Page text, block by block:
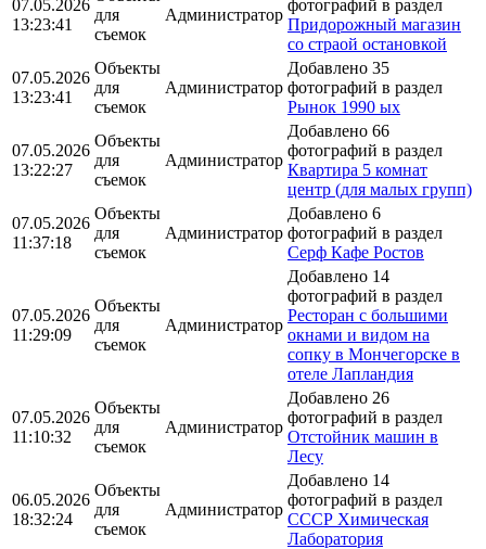
07.05.2026
13:23:41
для
съемок
Администратор
фотографий в раздел
Придорожный магазин
со страой остановкой
07.05.2026
13:23:41
Объекты
для
съемок
Администратор
Добавлено 35
фотографий в раздел
Рынок 1990 ых
07.05.2026
13:22:27
Объекты
для
съемок
Администратор
Добавлено 66
фотографий в раздел
Квартира 5 комнат
центр (для малых групп)
07.05.2026
11:37:18
Объекты
для
съемок
Администратор
Добавлено 6
фотографий в раздел
Серф Кафе Ростов
07.05.2026
11:29:09
Объекты
для
съемок
Администратор
Добавлено 14
фотографий в раздел
Ресторан с большими
окнами и видом на
сопку в Мончегорске в
отеле Лапландия
07.05.2026
11:10:32
Объекты
для
съемок
Администратор
Добавлено 26
фотографий в раздел
Отстойник машин в
Лесу
06.05.2026
18:32:24
Объекты
для
съемок
Администратор
Добавлено 14
фотографий в раздел
СССР Химическая
Лаборатория